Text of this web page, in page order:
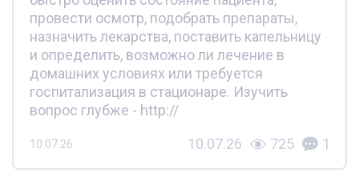
провести осмотр, подобрать препараты,
назначить лекарства, поставить капельницу
и определить, возможно ли лечение в
домашних условиях или требуется
госпитализация в стационаре. Изучить
вопрос глубже - http://
10.07.26 10.07.26 725 1